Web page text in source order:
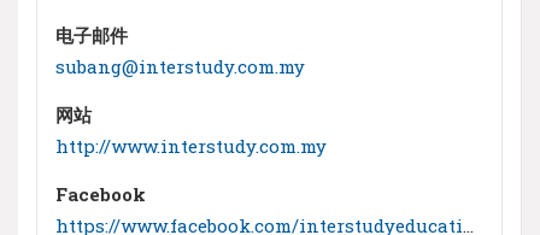
电子邮件
subang@interstudy.com.my
网站
http://www.interstudy.com.my
Facebook